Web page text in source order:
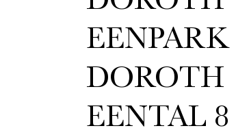
EENPARK
DOROTH
EENTAL 8